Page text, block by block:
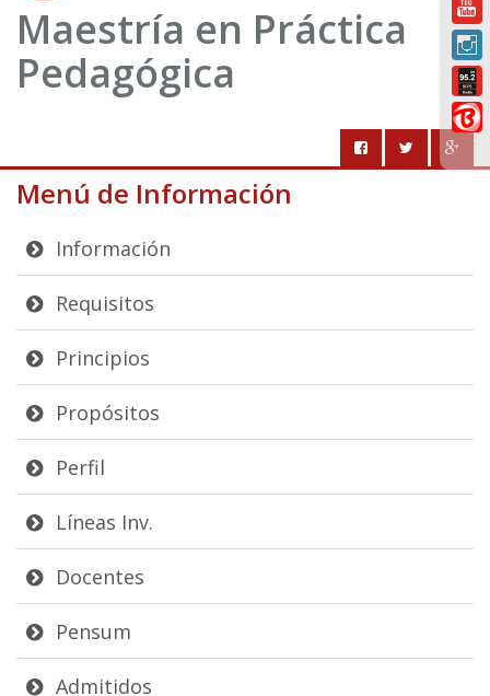
Maestría en Práctica
Pedagógica
Menú de Información
Información
Requisitos
Principios
Propósitos
Perfil
Líneas Inv.
Docentes
Pensum
Admitidos